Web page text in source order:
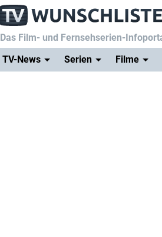
Das Film- und Fernsehserien-
TV-News
Serien Filme